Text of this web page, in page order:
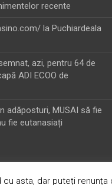
recente
la Puchiardeala
azi, pentru 64 de
ADI ECOO de
adăposturi, MUSAI să fie
fie eutanasiați
asta, dar puteți renunța